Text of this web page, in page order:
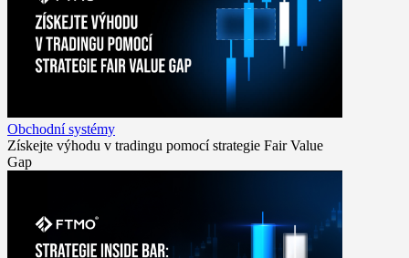
Obchodní systémy
Získejte výhodu v tradingu pomocí strategie Fair Value
Gap